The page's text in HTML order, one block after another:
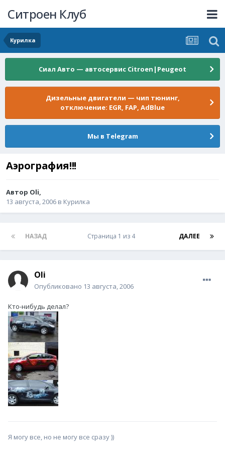
Ситроен Клуб
Курилка
Сиал Авто — автосервис Citroen|Peugeot
Дизельные двигатели — чип тюнинг,
отключение: EGR, FAP, AdBlue
Мы в Telegram
Аэрография!!!
Автор Oli,
13 августа, 2006 в Курилка
НАЗАД ДАЛЕЕ
Страница 1 из 4
Oli
Опубликовано 13 августа, 2006
Кто-нибудь делал?
Я могу все, но не могу все сразу ))